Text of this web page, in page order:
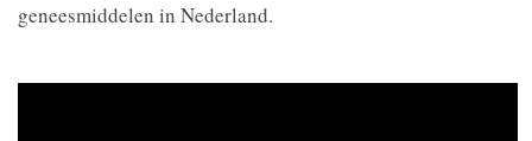
geneesmiddelen in Nederland.